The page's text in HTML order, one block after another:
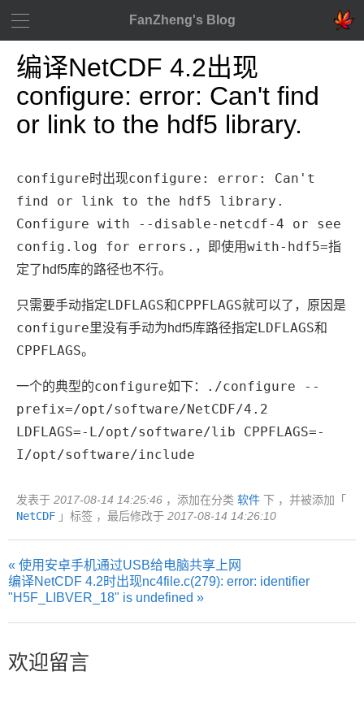
FanZheng's Blog
编译NetCDF 4.2出现
configure: error: Can't find
or link to the hdf5 library.
configure时出现configure: error: Can't
find or link to the hdf5 library.
Configure with --disable-netcdf-4 or see
config.log for errors. ，即使用with-hdf5=指
定了hdf5库的路径也不行。
只需要手动指定LDFLAGS和CPPFLAGS就可以了，原因是
configure里没有手动为hdf5库路径指定LDFLAGS和
CPPFLAGS。
一个的典型的configure如下：
./configure --
prefix=/opt/software/NetCDF/4.2
LDFLAGS=-L/opt/software/lib CPPFLAGS=-
I/opt/software/include
发表于 2017-08-14 14:25:46 ，添加在分类 软件 下 ，并被添加「
NetCDF 」标签 ，最后修改于 2017-08-14 14:26:10
« 使用安卓手机通过USB给电脑共享上网
编译NetCDF 4.2时出现nc4file.c(279): error: identifier
"H5F_LIBVER_18" is undefined »
欢迎留言